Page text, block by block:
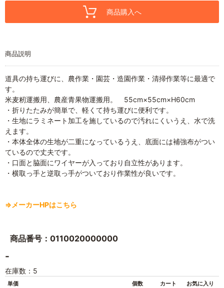
商品購入へ
商品説明
道具の持ち運びに、農作業・園芸・造園作業・清掃作業等に最適で
す。
米麦籾運搬用、農産青果物運搬用。 55cm×55cm×H60cm
・折りたたみが簡単で、軽くて持ち運びに便利です。
・生地にラミネート加工を施しているので汚れにくいうえ、水で洗
えます。
・本体全体の生地が二重になっているうえ、底面には補強布がつい
ているので丈夫です。
・口面と脇面にワイヤーが入っており自立性があります。
・横取っ手と逆取っ手がついており作業性が良いです。
⇒メーカーHPはこちら
商品番号：0110020000000
-
在庫数：5
単価 個数 カート お気に入り